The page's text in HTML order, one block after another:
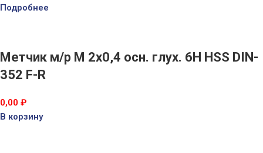
Подробнее
Метчик м/р М 2х0,4 осн. глух. 6H HSS DIN-
352 F-R
0,00 ₽
В корзину